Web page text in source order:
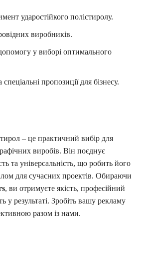
ударостійкого полістиролу.
виробників.
у виборі оптимального
пропозиції для бізнесу.
– це практичний вибір для
виробів. Він поєднує
та універсальність, що робить його
для сучасних проектів. Обираючи
, ви отримуєте якість, професійний
у результаті. Зробіть вашу рекламу
разом із нами.